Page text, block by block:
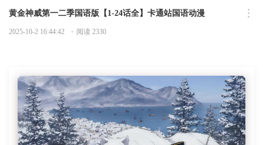
黄金神威第一二季国语版【1-24话全】卡通站国语动漫
2025-10-2 16:44:42 阅读 2330